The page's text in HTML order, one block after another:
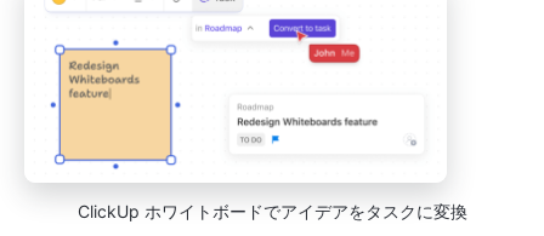
ClickUp ホワイトボードでアイデアをタスクに変換